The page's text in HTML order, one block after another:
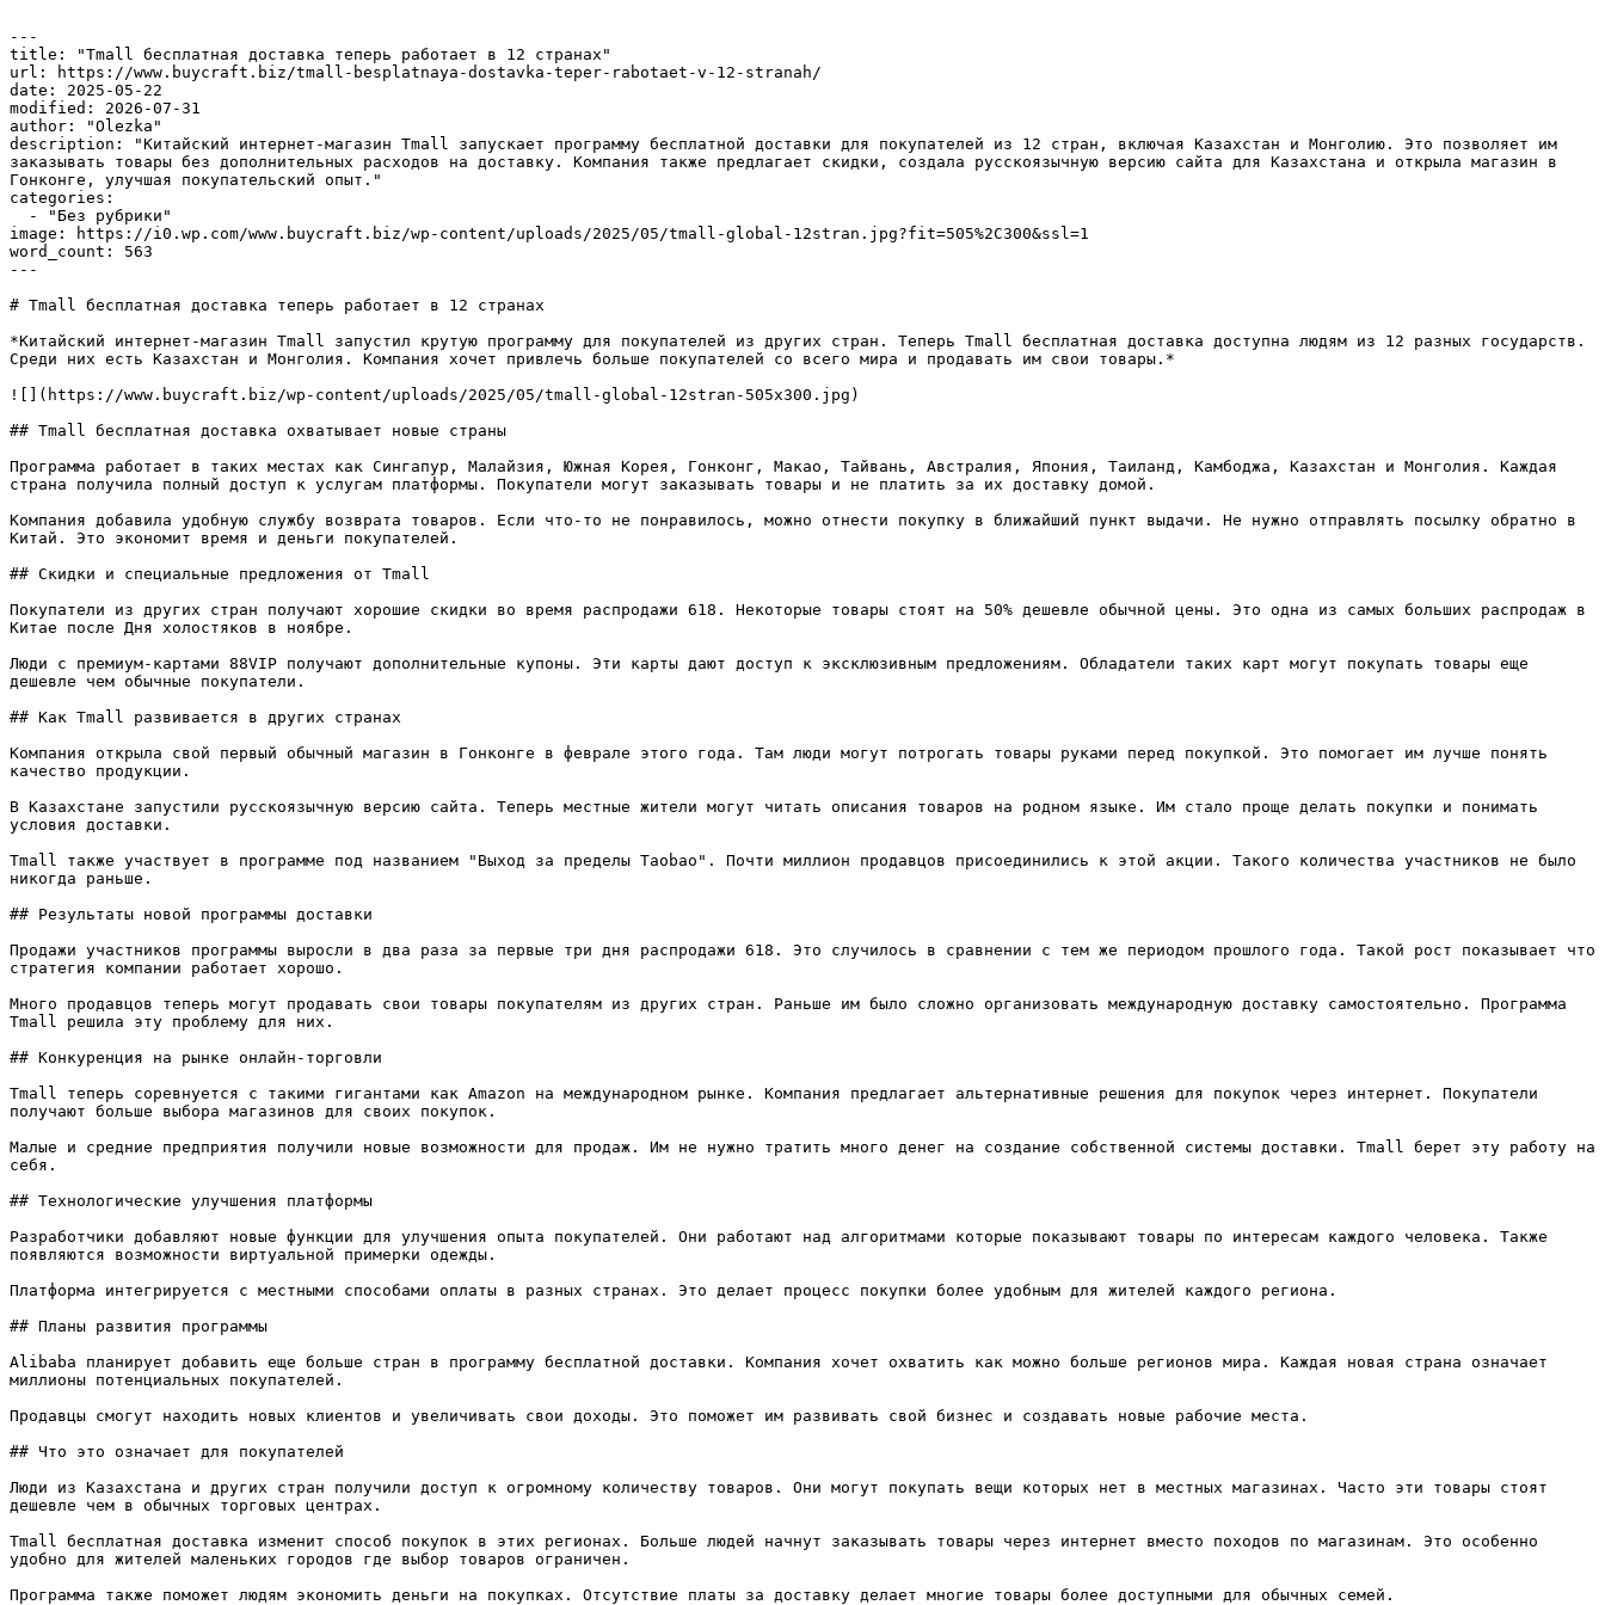
---
title: "Tmall бесплатная доставка теперь работает в 12 странах"
url: https://www.buycraft.biz/tmall-besplatnaya-dostavka-teper-rabotaet-v-12-stranah/
date: 2025-05-22
modified: 2026-07-31
author: "Olezka"
description: "Китайский интернет-магазин Tmall запускает программу бесплатной доставки для покупателей из 12 стран, включая Казахстан и Монголию. Это позволяет им
заказывать товары без дополнительных расходов на доставку. Компания также предлагает скидки, создала русскоязычную версию сайта для Казахстана и открыла магазин в
Гонконге, улучшая покупательский опыт."
categories:
image: https://i0.wp.com/www.buycraft.biz/wp-content/uploads/2025/05/tmall-global-12stran.jpg?fit=505%2C300&ssl=1
word_count: 563
---
# Tmall бесплатная доставка теперь работает в 12 странах
*Китайский интернет-магазин Tmall запустил крутую программу для покупателей из других стран. Теперь Tmall бесплатная доставка доступна людям из 12 разных государств.
Среди них есть Казахстан и Монголия. Компания хочет привлечь больше покупателей со всего мира и продавать им свои товары.*
![](https://www.buycraft.biz/wp-content/uploads/2025/05/tmall-global-12stran-505x300.jpg)
## Tmall бесплатная доставка охватывает новые страны
Программа работает в таких местах как Сингапур, Малайзия, Южная Корея, Гонконг, Макао, Тайвань, Австралия, Япония, Таиланд, Камбоджа, Казахстан и Монголия. Каждая
страна получила полный доступ к услугам платформы. Покупатели могут заказывать товары и не платить за их доставку домой.
Компания добавила удобную службу возврата товаров. Если что-то не понравилось, можно отнести покупку в ближайший пункт выдачи. Не нужно отправлять посылку обратно в
Китай. Это экономит время и деньги покупателей.
## Скидки и специальные предложения от Tmall
Покупатели из других стран получают хорошие скидки во время распродажи 618. Некоторые товары стоят на 50% дешевле обычной цены. Это одна из самых больших распродаж в
Китае после Дня холостяков в ноябре.
Люди с премиум-картами 88VIP получают дополнительные купоны. Эти карты дают доступ к эксклюзивным предложениям. Обладатели таких карт могут покупать товары еще
дешевле чем обычные покупатели.
## Как Tmall развивается в других странах
Компания открыла свой первый обычный магазин в Гонконге в феврале этого года. Там люди могут потрогать товары руками перед покупкой. Это помогает им лучше понять
качество продукции.
В Казахстане запустили русскоязычную версию сайта. Теперь местные жители могут читать описания товаров на родном языке. Им стало проще делать покупки и понимать
условия доставки.
Tmall также участвует в программе под названием "Выход за пределы Taobao". Почти миллион продавцов присоединились к этой акции. Такого количества участников не было
никогда раньше.
## Результаты новой программы доставки
Продажи участников программы выросли в два раза за первые три дня распродажи 618. Это случилось в сравнении с тем же периодом прошлого года. Такой рост показывает что
стратегия компании работает хорошо.
Много продавцов теперь могут продавать свои товары покупателям из других стран. Раньше им было сложно организовать международную доставку самостоятельно. Программа
Tmall решила эту проблему для них.
## Конкуренция на рынке онлайн-торговли
Tmall теперь соревнуется с такими гигантами как Amazon на международном рынке. Компания предлагает альтернативные решения для покупок через интернет. Покупатели
получают больше выбора магазинов для своих покупок.
Малые и средние предприятия получили новые возможности для продаж. Им не нужно тратить много денег на создание собственной системы доставки. Tmall берет эту работу на
себя.
## Технологические улучшения платформы
Разработчики добавляют новые функции для улучшения опыта покупателей. Они работают над алгоритмами которые показывают товары по интересам каждого человека. Также
появляются возможности виртуальной примерки одежды.
Платформа интегрируется с местными способами оплаты в разных странах. Это делает процесс покупки более удобным для жителей каждого региона.
## Планы развития программы
Alibaba планирует добавить еще больше стран в программу бесплатной доставки. Компания хочет охватить как можно больше регионов мира. Каждая новая страна означает
миллионы потенциальных покупателей.
Продавцы смогут находить новых клиентов и увеличивать свои доходы. Это поможет им развивать свой бизнес и создавать новые рабочие места.
## Что это означает для покупателей
Люди из Казахстана и других стран получили доступ к огромному количеству товаров. Они могут покупать вещи которых нет в местных магазинах. Часто эти товары стоят
дешевле чем в обычных торговых центрах.
Tmall бесплатная доставка изменит способ покупок в этих регионах. Больше людей начнут заказывать товары через интернет вместо походов по магазинам. Это особенно
удобно для жителей маленьких городов где выбор товаров ограничен.
Программа также поможет людям экономить деньги на покупках. Отсутствие платы за доставку делает многие товары более доступными для обычных семей.